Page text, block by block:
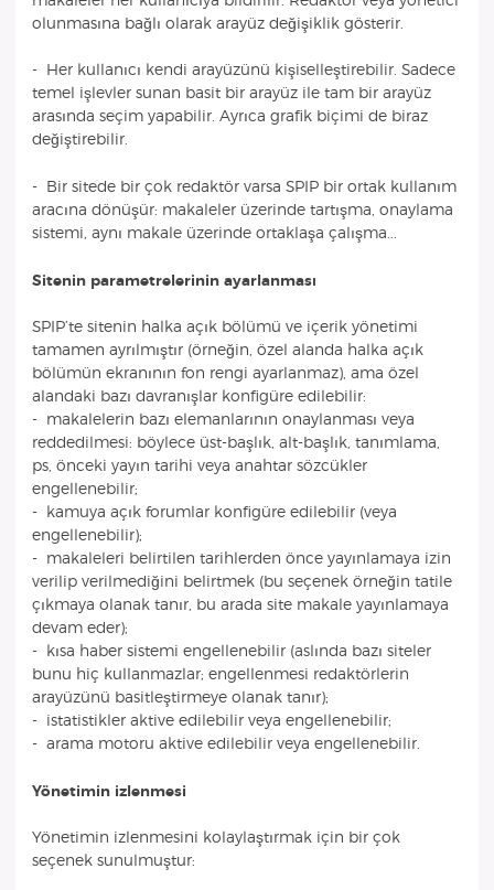
olunmasına bağlı olarak arayüz değişiklik gösterir.
- Her kullanıcı kendi arayüzünü kişiselleştirebilir. Sadece
temel işlevler sunan basit bir arayüz ile tam bir arayüz
arasında seçim yapabilir. Ayrıca grafik biçimi de biraz
değiştirebilir.
- Bir sitede bir çok redaktör varsa SPIP bir ortak kullanım
aracına dönüşür: makaleler üzerinde tartışma, onaylama
sistemi, aynı makale üzerinde ortaklaşa çalışma...
Sitenin parametrelerinin ayarlanması
SPIP’te sitenin halka açık bölümü ve içerik yönetimi
tamamen ayrılmıştır (örneğin, özel alanda halka açık
bölümün ekranının fon rengi ayarlanmaz), ama özel
alandaki bazı davranışlar konfigüre edilebilir:
- makalelerin bazı elemanlarının onaylanması veya
reddedilmesi: böylece üst-başlık, alt-başlık, tanımlama,
ps, önceki yayın tarihi veya anahtar sözcükler
engellenebilir;
- kamuya açık forumlar konfigüre edilebilir (veya
engellenebilir);
- makaleleri belirtilen tarihlerden önce yayınlamaya izin
verilip verilmediğini belirtmek (bu seçenek örneğin tatile
çıkmaya olanak tanır, bu arada site makale yayınlamaya
devam eder);
- kısa haber sistemi engellenebilir (aslında bazı siteler
bunu hiç kullanmazlar; engellenmesi redaktörlerin
arayüzünü basitleştirmeye olanak tanır);
- istatistikler aktive edilebilir veya engellenebilir;
- arama motoru aktive edilebilir veya engellenebilir.
Yönetimin izlenmesi
Yönetimin izlenmesini kolaylaştırmak için bir çok
seçenek sunulmuştur: